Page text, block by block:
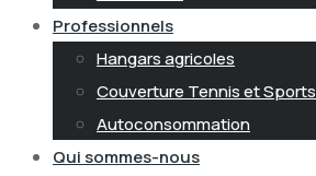
Professionnels
Hangars agricoles
Couverture Tennis et Sports
Autoconsommation
Qui sommes-nous